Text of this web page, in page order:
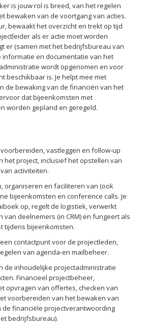
is jouw rol is breed, van het regelen
bewaken van de voortgang van acties.
bewaakt het overzicht en trekt op tijd
als er actie moet worden
er (samen met het bedrijfsbureau van
informatie en documentatie van het
wordt opgenomen en voor
beschikbaar is. Je helpt mee met
de bewaking van de financiën van het
dat bijeenkomsten met
worden gepland en geregeld.
vastleggen en follow-up
het project, inclusief het opstellen van
activiteiten.
organiseren en faciliteren van (ook
bijeenkomsten en conference calls. Je
op, regelt de logistiek, verwerkt
van deelnemers (in CRM) en fungeert als
tijdens bijeenkomsten.
contactpunt voor de projectleden,
van agenda-en mailbeheer.
de inhoudelijke projectadministratie
Financieel projectbeheer,
opvragen van offertes, checken van
voorbereiden van het bewaken van
de financiële projectverantwoording
bedrijfsbureau).